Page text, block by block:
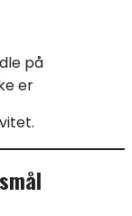
på
er